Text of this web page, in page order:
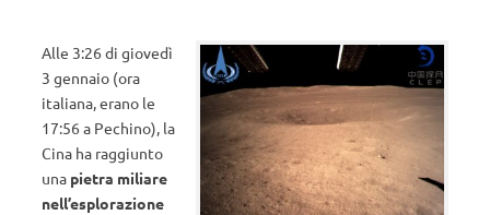
Alle 3:26 di giovedì
3 gennaio (ora
italiana, erano le
17:56 a Pechino), la
Cina ha raggiunto
una pietra miliare
nell’esplorazione